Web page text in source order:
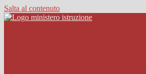
Salta al contenuto